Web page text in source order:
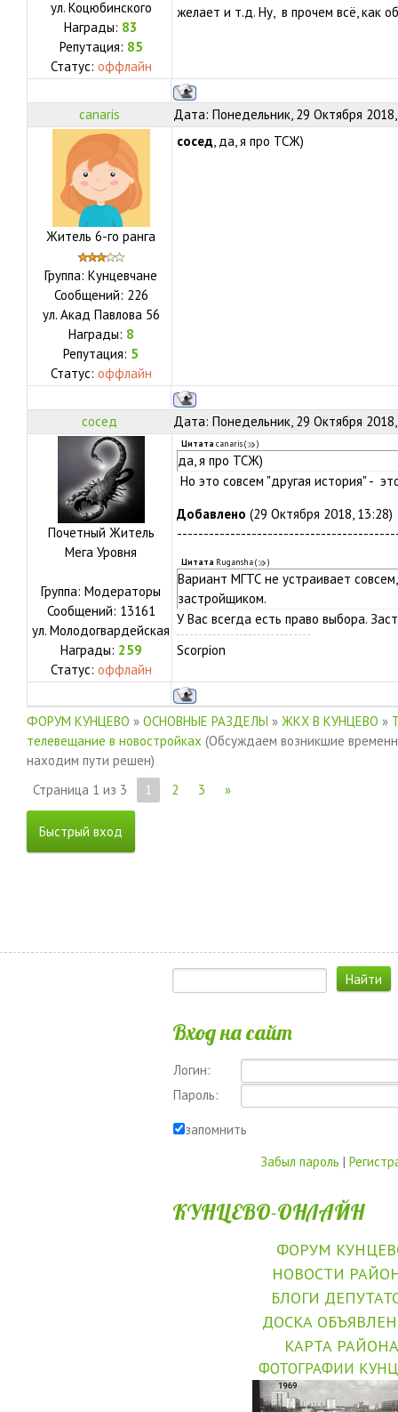
ул. Коцюбинского
Награды: 83
Репутация: 85
Статус: оффлайн
желает и т.д. Ну, в прочем всё, как
canaris Дата: Понедельник, 29 Октября
Житель 6-го ранга
Группа: Кунцевчане
Сообщений: 226
ул. Акад Павлова 56
Награды: 8
Репутация: 5
Статус: оффлайн
сосед, да, я про ТСЖ)
сосед Дата: Понедельник, 29 Октября
Почетный Житель
Мега Уровня
Группа: Модераторы
Сообщений: 13161
ул. Молодогвардейская
Награды: 259
Статус: оффлайн
Цитата canaris( )
да, я про ТСЖ)
Но это совсем "другая история" -
Добавлено (29 Октября 2018, 13:28)
Цитата Rugansha( )
Вариант МГТС не устраивает
застройщиком.
У Вас всегда есть право выбора.
Scorpion
ФОРУМ КУНЦЕВО » ОСНОВНЫЕ РАЗДЕЛЫ » ЖКХ В КУНЦЕВО »
телевещание в новостройках (Обсуждаем возникшие
находим пути решен)
Страница 1 из 3 1 2 3 »
Вход на сайт
Логин:
Пароль:
запомнить
Забыл пароль |
КУНЦЕВО-ОНЛАЙН
ФОРУМ
НОВОСТИ
БЛОГИ
ДОСКА
КАРТА РАЙОНА
ФОТОГРАФИИ